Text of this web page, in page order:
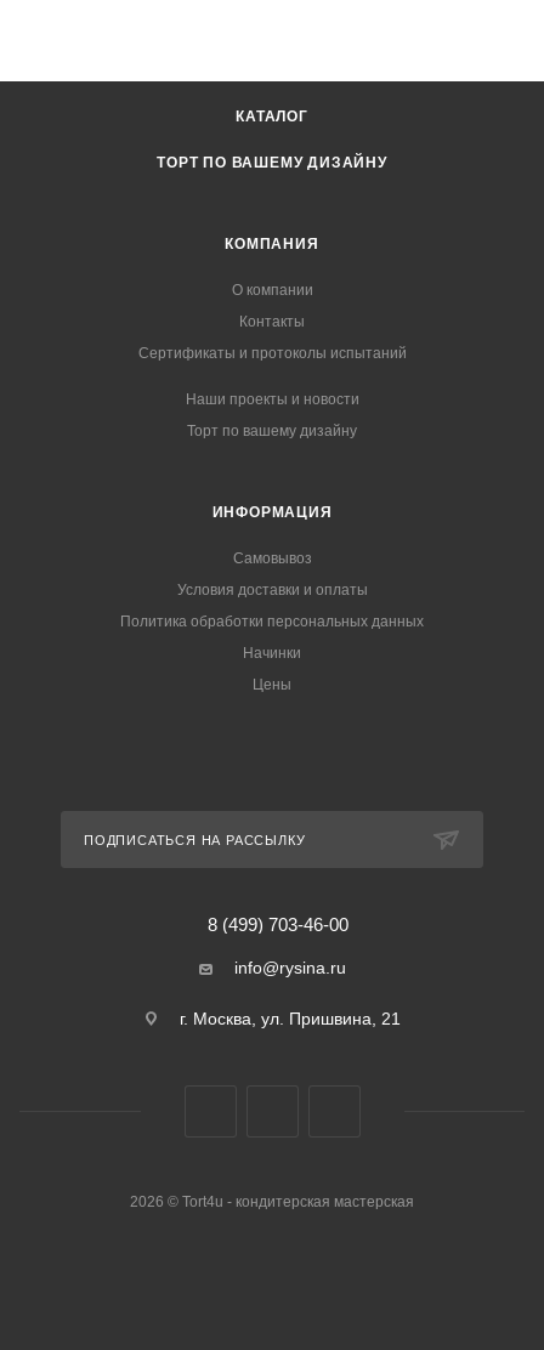
КАТАЛОГ
ТОРТ ПО ВАШЕМУ ДИЗАЙНУ
КОМПАНИЯ
О компании
Контакты
Сертификаты и протоколы испытаний
Наши проекты и новости
Торт по вашему дизайну
ИНФОРМАЦИЯ
Самовывоз
Условия доставки и оплаты
Политика обработки персональных данных
Начинки
Цены
ПОДПИСАТЬСЯ НА РАССЫЛКУ
8 (499) 703-46-00
info@rysina.ru
г. Москва, ул. Пришвина, 21
2026 © Tort4u - кондитерская мастерская